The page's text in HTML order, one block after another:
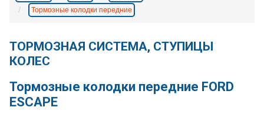
Тормозные колодки передние
ТОРМОЗНАЯ СИСТЕМА, СТУПИЦЫ
КОЛЕС
Тормозные колодки передние FORD
ESCAPE